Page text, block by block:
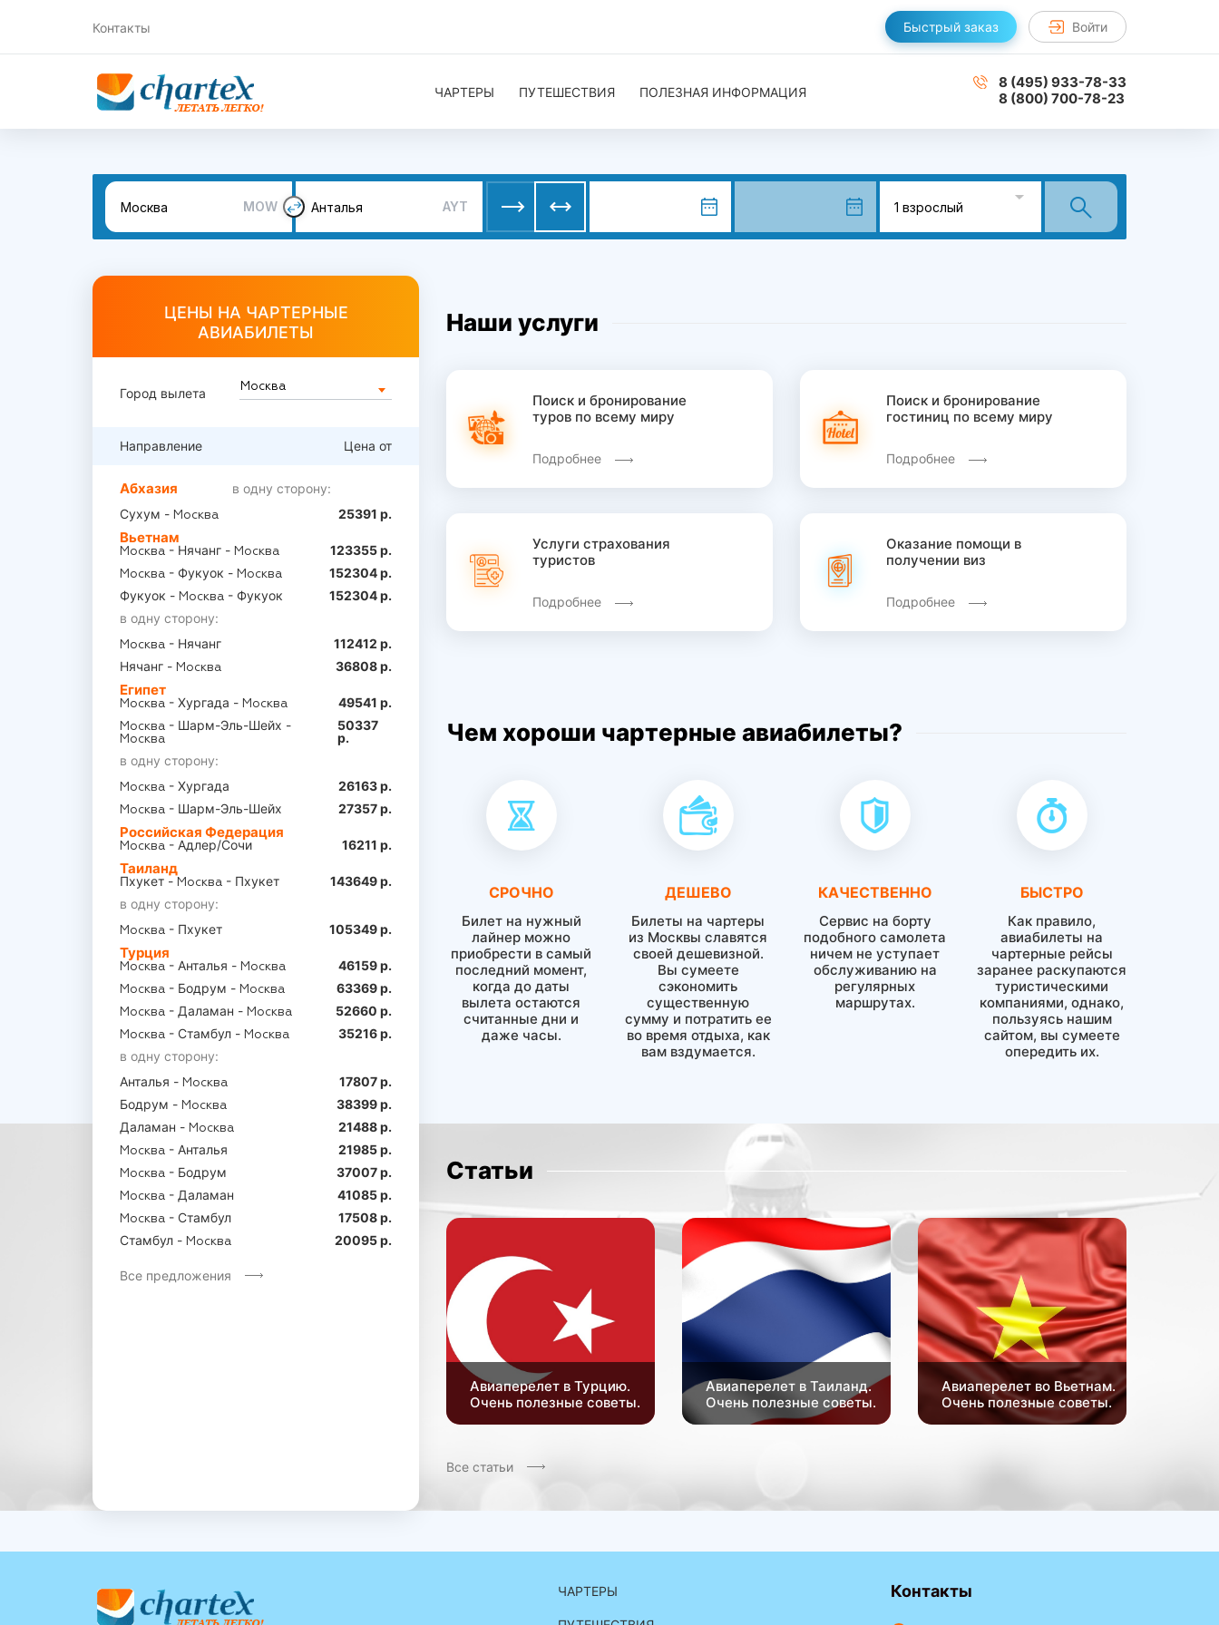
Контакты Быстрый заказ Войти
ЧАРТЕРЫ ПУТЕШЕСТВИЯ ПОЛЕЗНАЯ ИНФОРМАЦИЯ
8 (495) 933-78-33
8 (800) 700-78-23
MOW AYT 1 взрослый
ЦЕНЫ НА ЧАРТЕРНЫЕ
АВИАБИЛЕТЫ
Город вылета
Направление Цена от
Абхазия
в одну сторону:
Сухум - Москва 25391 р.
Вьетнам
Москва - Нячанг - Москва 123355 р.
Москва - Фукуок - Москва
152304 р.
Фукуок - Москва - Фукуок
152304 р.
в одну сторону:
Москва - Нячанг
112412 р.
Нячанг - Москва 36808 р.
Египет
Москва - Хургада - Москва 49541 р.
Москва - Шарм-Эль-Шейх -
Москва
50337
р.
в одну сторону:
Москва - Хургада 26163 р.
Москва - Шарм-Эль-Шейх 27357 р.
Российская Федерация
Москва - Адлер/Сочи 16211 р.
Таиланд
Пхукет -Москва - Пхукет
143649 р.
в одну сторону:
Москва - Пхукет 105349 р.
Турция
Москва - Анталья - Москва 46159 р.
Москва - Бодрум - Москва 63369 р.
Москва - Даламан - Москва 52660 р.
Москва - Стамбул - Москва
35216 р.
в одну сторону:
Анталья - Москва
17807 р.
Бодрум - Москва
38399 р.
Даламан - Москва 21488 р.
Москва - Анталья 21985 р.
Москва - Бодрум 37007 р.
Москва - Даламан 41085 р.
Москва - Стамбул
17508 р.
Стамбул - Москва 20095 р.
Все предложения
Наши услуги
Поиск и бронирование
туров по всему миру
Подробнее
Поиск и бронирование
гостиниц по всему миру
Подробнее
Услуги страхования
туристов
Подробнее
Оказание помощи в
получении виз
Подробнее
Чем хороши чартерные авиабилеты?
СРОЧНО
Билет на нужный
лайнер можно
приобрести в самый
последний момент,
когда до даты
вылета остаются
считанные дни и
даже часы.
ДЕШЕВО
Билеты на чартеры
из Москвы славятся
своей дешевизной.
Вы сумеете
сэкономить
существенную
сумму и потратить ее
во время отдыха, как
вам вздумается.
КАЧЕСТВЕННО
Сервис на борту
подобного самолета
ничем не уступает
обслуживанию на
регулярных
маршрутах.
БЫСТРО
Как правило,
авиабилеты на
чартерные рейсы
заранее раскупаются
туристическими
компаниями, однако,
пользуясь нашим
сайтом, вы сумеете
опередить их.
Статьи
Авиаперелет в Турцию.
Очень полезные советы.
Авиаперелет в Таиланд.
Очень полезные советы.
Авиаперелет во Вьетнам.
Очень полезные советы.
Все статьи
ЧАРТЕРЫ Контакты